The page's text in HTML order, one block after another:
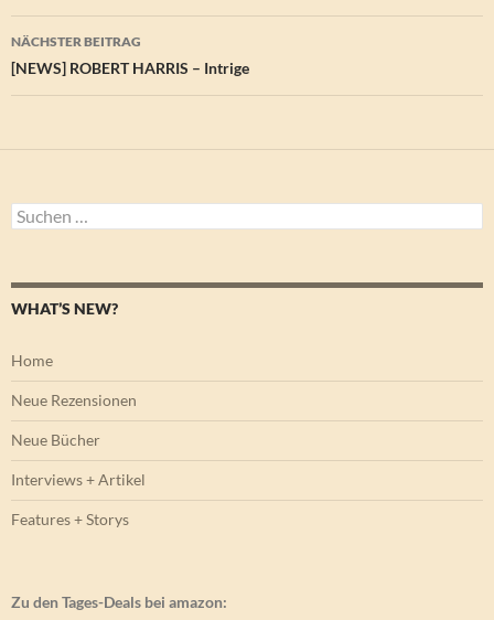
NÄCHSTER BEITRAG
[NEWS] ROBERT HARRIS – Intrige
Suchen
nach:
WHAT’S NEW?
Home
Neue Rezensionen
Neue Bücher
Interviews + Artikel
Features + Storys
Zu den Tages-Deals bei amazon: